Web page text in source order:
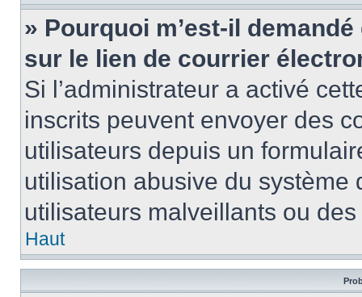
» Pourquoi m’est-il
sur le lien de courrier
Si l’administrateur a activé
inscrits peuvent envoyer des
utilisateurs depuis un
utilisation abusive du
utilisateurs malveillants ou
Haut